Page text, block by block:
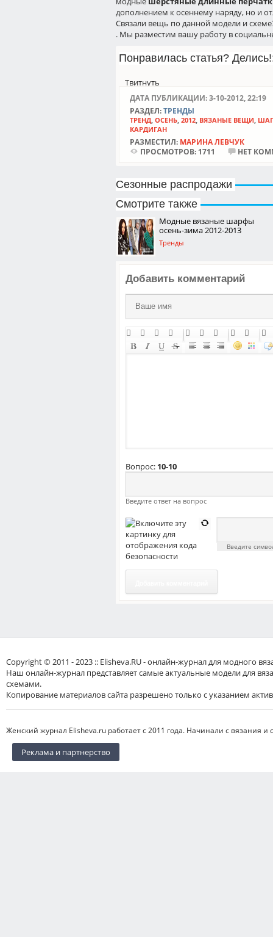
дополнением к осеннему наряду, но и
Связали вещь по данной модели и
. Мы разместим вашу работу в
Понравилась статья?
Твитнуть
ДАТА ПУБЛИКАЦИИ: 3-10-2012, 22:19
РАЗДЕЛ:ТРЕНДЫ
ТРЕНД, ОСЕНЬ, 2012, ВЯЗАНЫЕ ВЕЩИ,
КАРДИГАН
РАЗМЕСТИЛ: МАРИНА ЛЕВЧУК
ПРОСМОТРОВ: 1711 НЕТ
Сезонные распродажи
Смотрите также
Модные вязаные шарфы
осень-зима 2012-2013
Тренды
Добавить комментарий
Вопрос: 10-10
Введите ответ на вопрос
Введите
Copyright © 2011 - 2023 :: Elisheva.RU - онлайн-журнал для модного
Наш онлайн-журнал представляет самые актуальные модели для
схемами.
Копирование материалов сайта разрешено только с указанием
Женский журнал Elisheva.ru работает с 2011 года. Начинали с вязания
Реклама и партнерство